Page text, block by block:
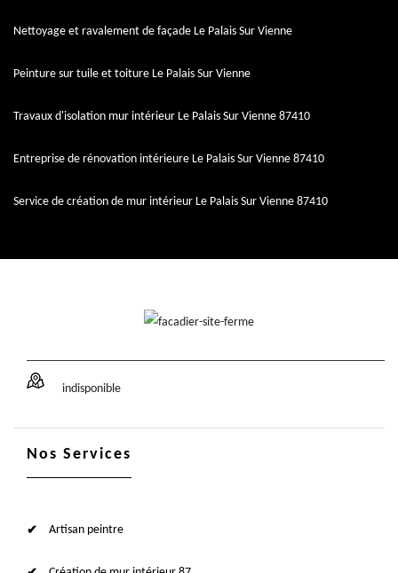
Nettoyage et ravalement de façade Le Palais Sur Vienne
Peinture sur tuile et toiture Le Palais Sur Vienne
Travaux d'isolation mur intérieur Le Palais Sur Vienne 87410
Entreprise de rénovation intérieure Le Palais Sur Vienne 87410
Service de création de mur intérieur Le Palais Sur Vienne 87410
indisponible
Nos Services
Artisan peintre